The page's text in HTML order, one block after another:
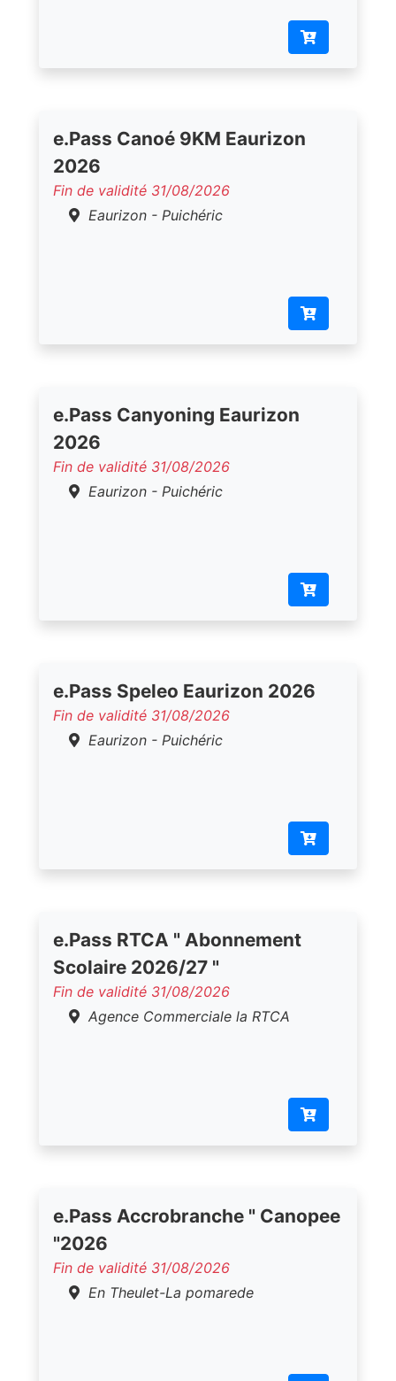
e.Pass Canoé 9KM Eaurizon
2026
Fin de validité 31/08/2026
Eaurizon - Puichéric
e.Pass Canyoning Eaurizon
2026
Fin de validité 31/08/2026
Eaurizon - Puichéric
e.Pass Speleo Eaurizon 2026
Fin de validité 31/08/2026
Eaurizon - Puichéric
e.Pass RTCA " Abonnement
Scolaire 2026/27 "
Fin de validité 31/08/2026
Agence Commerciale la RTCA
e.Pass Accrobranche " Canopee
"2026
Fin de validité 31/08/2026
En Theulet-La pomarede